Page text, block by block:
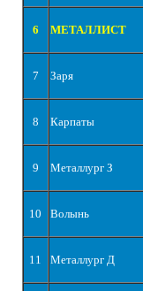
6 МЕТАЛЛИСТ
7 Заря
8 Карпаты
9 Металлург З
10 Волынь
11 Металлург Д